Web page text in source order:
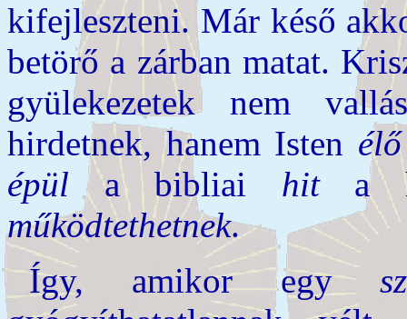
kifejleszteni. Már késő
betörő a zárban matat.
gyülekezetek nem
hirdetnek, hanem Isten
épül a bibliai hita
működtethetnek.
Így, amikor egy